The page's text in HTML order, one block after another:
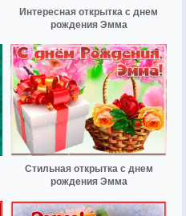
Интересная открытка с днем
рождения Эмма
Стильная открытка с днем
рождения Эмма